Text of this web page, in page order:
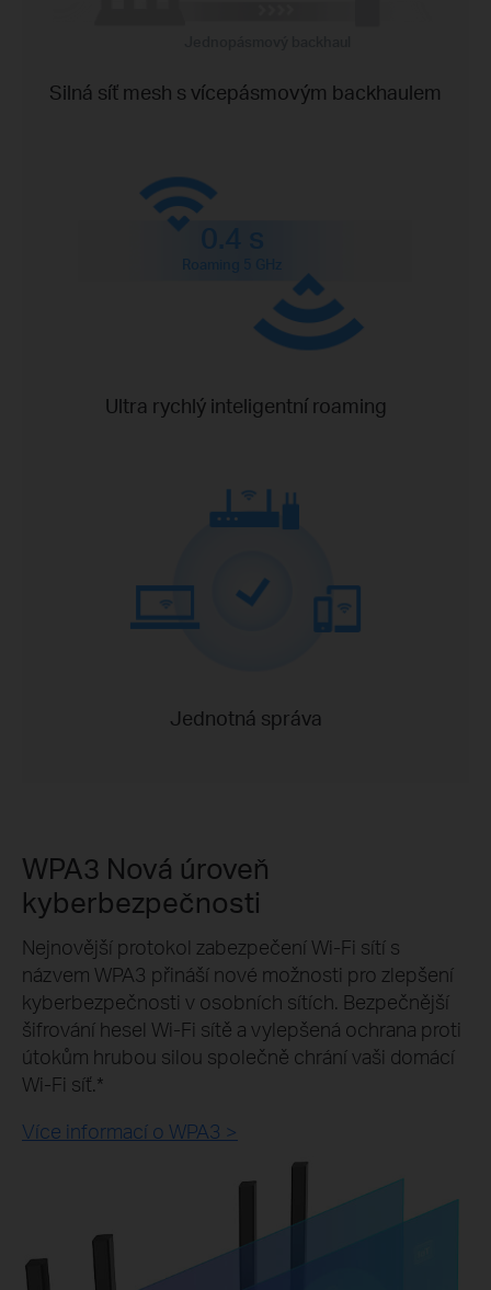
Silná síť mesh s vícepásmovým backhaulem
Roaming 5 GHz
Ultra rychlý inteligentní roaming
Jednotná správa
WPA3 Nová úroveň
kyberbezpečnosti
Nejnovější protokol zabezpečení Wi-Fi sítí s
názvem WPA3 přináší nové možnosti pro zlepšení
kyberbezpečnosti v osobních sítích. Bezpečnější
šifrování hesel Wi-Fi sítě a vylepšená ochrana proti
útokům hrubou silou společně chrání vaši domácí
Wi-Fi síť.*
Více informací o WPA3 >